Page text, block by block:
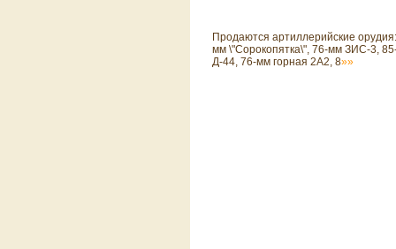
Продаются артиллерийские
мм \"Сорокопятка\", 76-мм ЗИС-3,
Д-44, 76-мм горная 2А2, 8»»